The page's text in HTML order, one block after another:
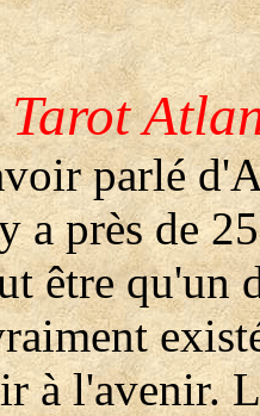
parlé
a près de
être qu'un
à l'avenir.